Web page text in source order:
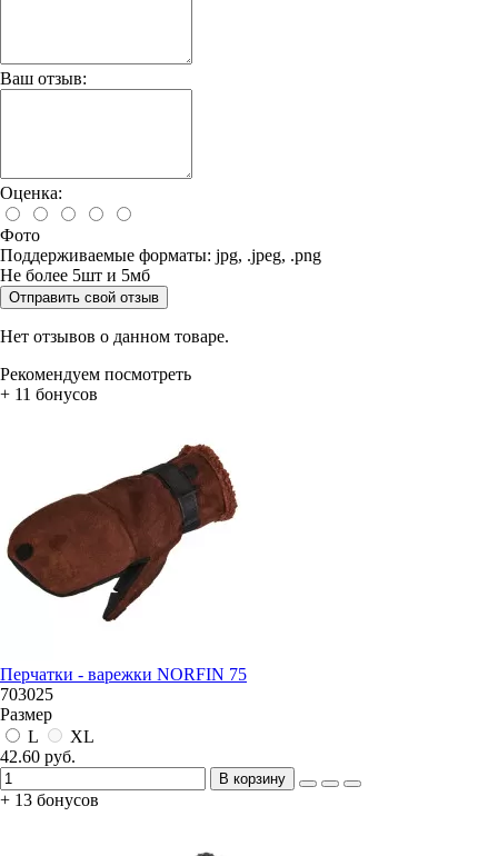
Ваш отзыв:
Оценка:
Фото
Поддерживаемые форматы: jpg, .jpeg, .png
Не более 5шт и 5мб
Отправить свой отзыв
Нет отзывов о данном товаре.
Рекомендуем посмотреть
+ 11 бонусов
Перчатки - варежки NORFIN 75
703025
Размер
L
XL
42.60 руб.
В корзину
+ 13 бонусов